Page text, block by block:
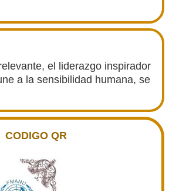
el liderazgo inspirador
a la sensibilidad humana, se
CODIGO QR